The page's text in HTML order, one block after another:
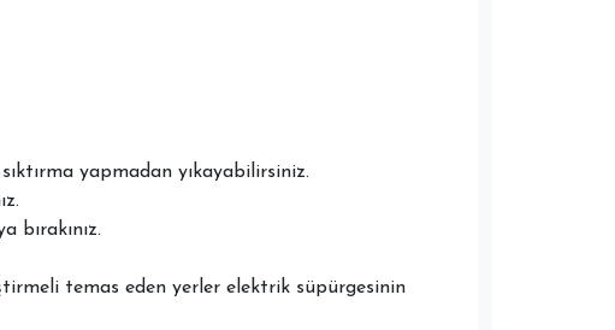
yapmadan yıkayabilirsiniz.
bırakınız.
temas eden yerler elektrik süpürgesinin